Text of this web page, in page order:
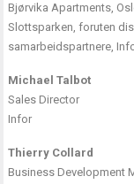
Bjørvika Apartments,
Slottsparken, foruten
samarbeidspartnere,
Michael Talbot
Sales Director
Infor
Thierry Collard
Business Development